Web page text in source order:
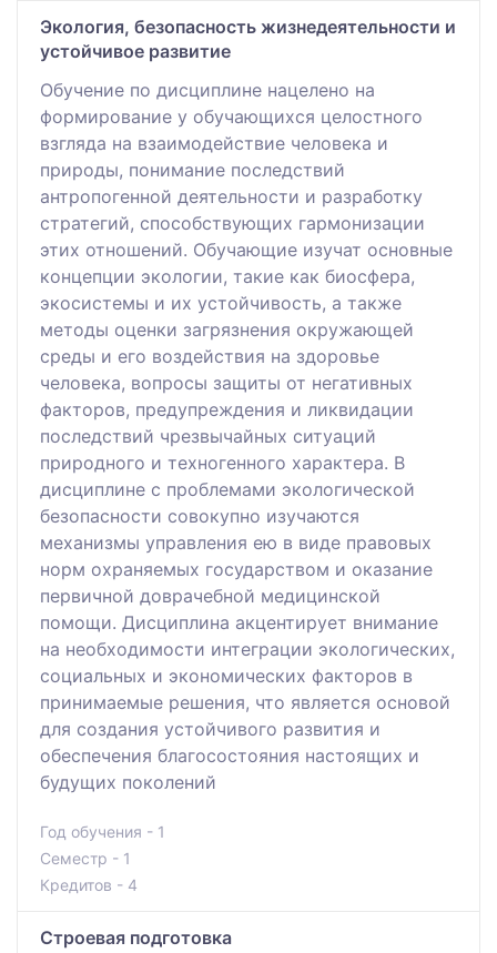
Экология, безопасность жизнедеятельности и
устойчивое развитие
Обучение по дисциплине нацелено на
формирование у обучающихся целостного
взгляда на взаимодействие человека и
природы, понимание последствий
антропогенной деятельности и разработку
стратегий, способствующих гармонизации
этих отношений. Обучающие изучат основные
концепции экологии, такие как биосфера,
экосистемы и их устойчивость, а также
методы оценки загрязнения окружающей
среды и его воздействия на здоровье
человека, вопросы защиты от негативных
факторов, предупреждения и ликвидации
последствий чрезвычайных ситуаций
природного и техногенного характера. В
дисциплине с проблемами экологической
безопасности совокупно изучаются
механизмы управления ею в виде правовых
норм охраняемых государством и оказание
первичной доврачебной медицинской
помощи. Дисциплина акцентирует внимание
на необходимости интеграции экологических,
социальных и экономических факторов в
принимаемые решения, что является основой
для создания устойчивого развития и
обеспечения благосостояния настоящих и
будущих поколений
Год обучения - 1
Семестр - 1
Кредитов - 4
Строевая подготовка